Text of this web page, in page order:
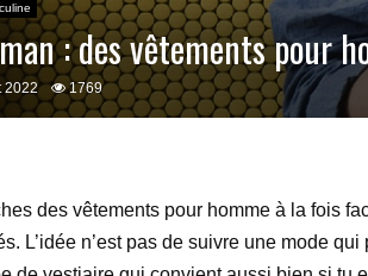
: des vêtements pour
2022 1769
des vêtements pour homme à la fois
L’idée n’est pas de suivre une mode